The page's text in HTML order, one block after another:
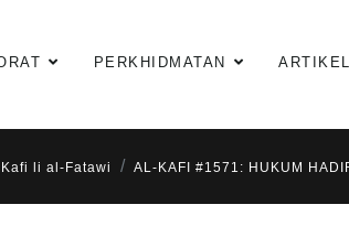
PERKHIDMATAN ARTIKEL
li al-Fatawi AL-KAFI #1571: HUKUM